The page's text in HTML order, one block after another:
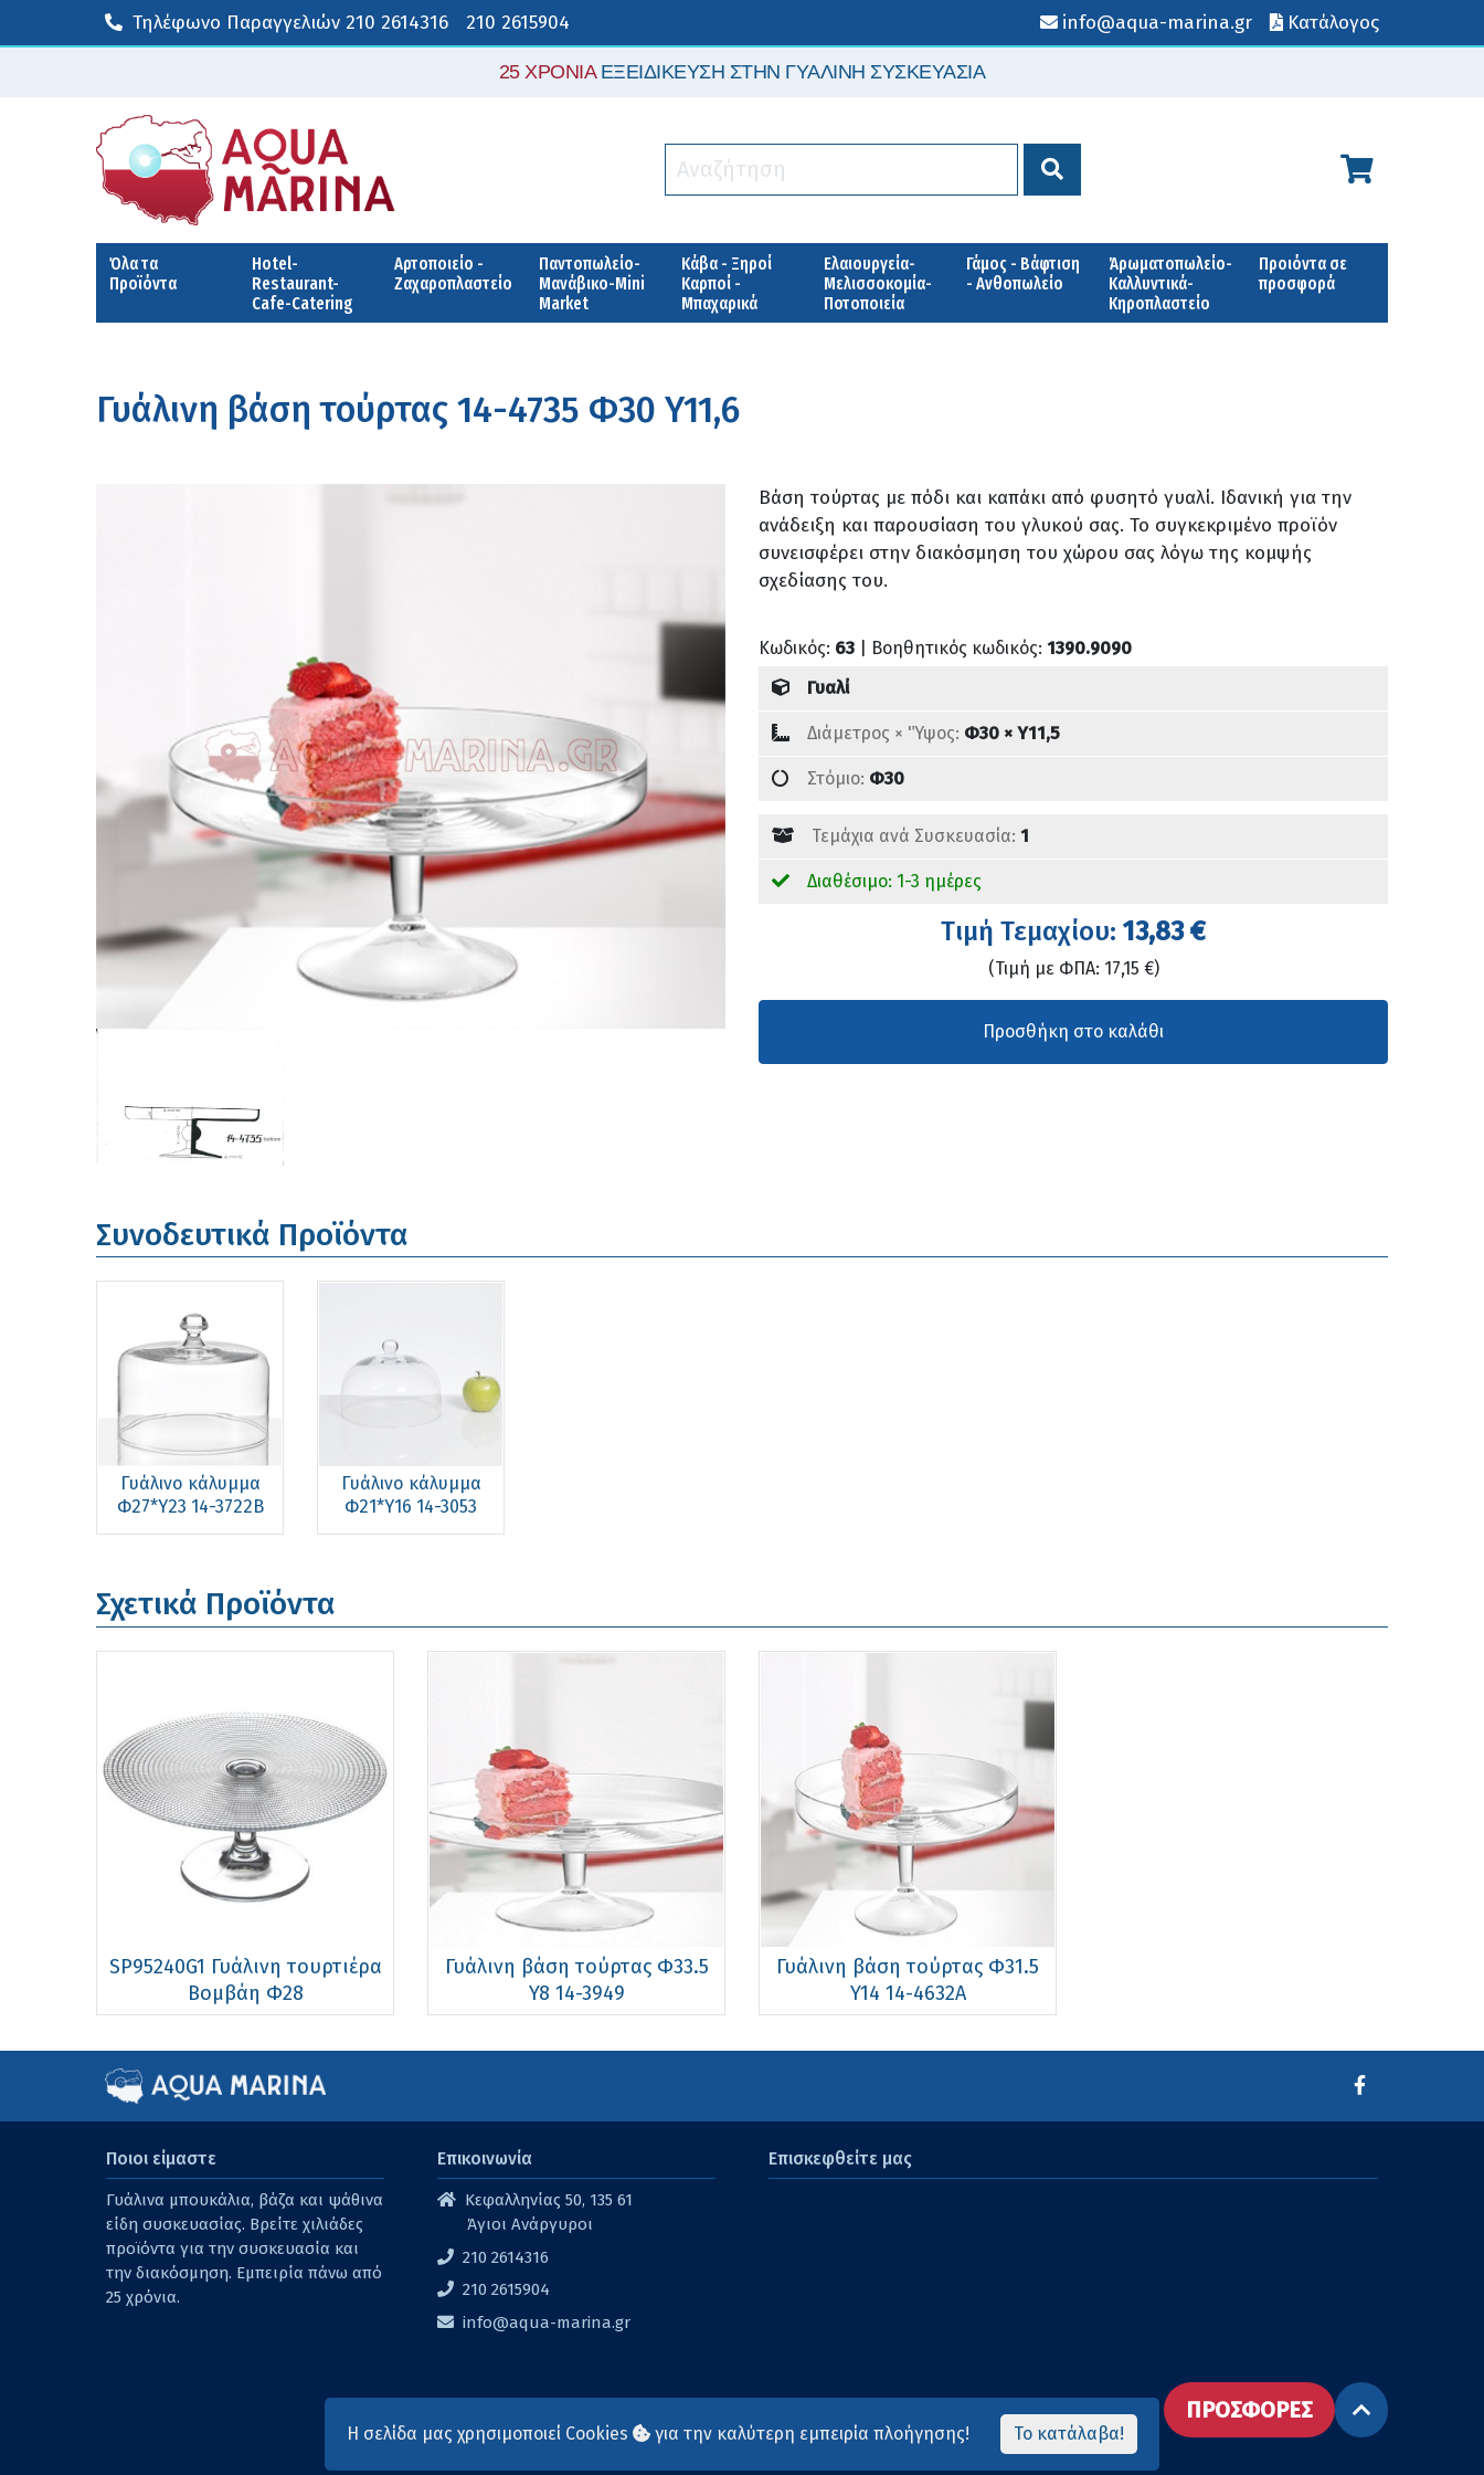
Τηλέφωνο Παραγγελιών 210 2614316 210 2615904 info@aqua-marina.gr Κατάλογος
25 ΧΡΟΝΙΑΕΞΕΙΔΙΚΕΥΣΗ ΣΤΗΝ ΓΥΑΛΙΝΗ ΣΥΣΚΕΥΑΣΙΑ
Όλα τα
Προϊόντα
Hotel-
Restaurant-
Cafe-Catering
Αρτοποιείο -
Ζαχαροπλαστείο
Παντοπωλείο-
Μανάβικο-Mini
Market
Κάβα - Ξηροί
Καρποί -
Μπαχαρικά
Ελαιουργεία-
Μελισσοκομία-
Ποτοποιεία
Γάμος - Βάφτιση
- Ανθοπωλείο
Άρωματοπωλείο-
Καλλυντικά-
Κηροπλαστείο
Προιόντα σε
προσφορά
Γυάλινη βάση τούρτας 14-4735 Φ30 Y11,6
Βάση τούρτας με πόδι και καπάκι από φυσητό γυαλί. Ιδανική για την
ανάδειξη και παρουσίαση του γλυκού σας. Το συγκεκριμένο προϊόν
συνεισφέρει στην διακόσμηση του χώρου σας λόγω της κομψής
σχεδίασης του.
Κωδικός: 63 | Βοηθητικός κωδικός: 1390.9090
Γυαλί
Διάμετρος × 'Ύψος: Φ30 × Υ11,5
Στόμιο: Φ30
Τεμάχια ανά Συσκευασία: 1
Διαθέσιμο: 1-3 ημέρες
Tιμή Τεμαχίου: 13,83 €
(Τιμή με ΦΠΑ: 17,15 €)
Συνοδευτικά Προϊόντα
Γυάλινο κάλυμμα
Φ27*Υ23 14-3722B
Γυάλινο κάλυμμα
Φ21*Υ16 14-3053
Σχετικά Προϊόντα
SP95240G1 Γυάλινη τουρτιέρα
Βομβάη Φ28
Γυάλινη βάση τούρτας Φ33.5
Y8 14-3949
Γυάλινη βάση τούρτας Φ31.5
Y14 14-4632A
Ποιοι είμαστε
Γυάλινα μπουκάλια, βάζα και ψάθινα
είδη συσκευασίας. Βρείτε χιλιάδες
προϊόντα για την συσκευασία και
την διακόσμηση. Εμπειρία πάνω από
25 χρόνια.
Επικοινωνία
Κεφαλληνίας 50, 135 61
Άγιοι Ανάργυροι
210 2614316
210 2615904
info@aqua-marina.gr
Επισκεφθείτε μας
ΠΡΟΣΦΟΡΕΣ
Η σελίδα μας χρησιμοποιεί Cookies για την καλύτερη εμπειρία πλοήγησης! Το κατάλαβα!